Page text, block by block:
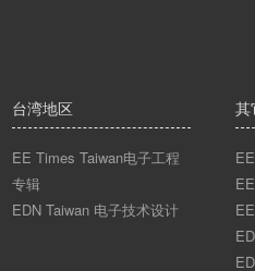
台湾地区
EE Times Taiwan电子工程
专辑
EDN Taiwan 电子技术设计
其